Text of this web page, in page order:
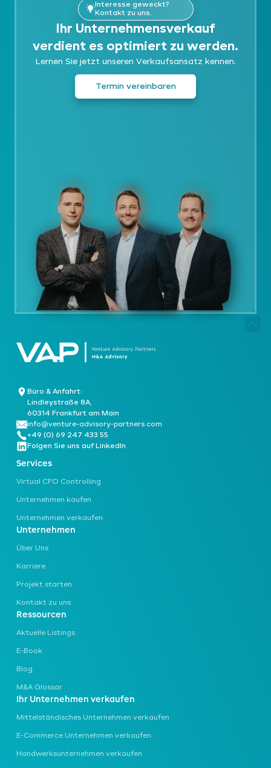
Interesse geweckt?
Kontakt zu uns.
Ihr Unternehmensverkauf
verdient es optimiert zu werden.
Lernen Sie jetzt unseren Verkaufsansatz kennen.
Termin vereinbaren
Büro & Anfahrt:
Lindleystraße 8A,
60314 Frankfurt am Main
info@venture-advisory-partners.com
+49 (0) 69 247 433 55
Folgen Sie uns auf LinkedIn
Services
Virtual CFO Controlling
Unternehmen kaufen
Unternehmen verkaufen
Unternehmen
Über Uns
Karriere
Projekt starten
Kontakt zu uns
Ressourcen
Aktuelle Listings
E-Book
Blog
M&A Glossar
Ihr Unternehmen verkaufen
Mittelständisches Unternehmen verkaufen
E-Commerce Unternehmen verkaufen
Handwerksunternehmen verkaufen